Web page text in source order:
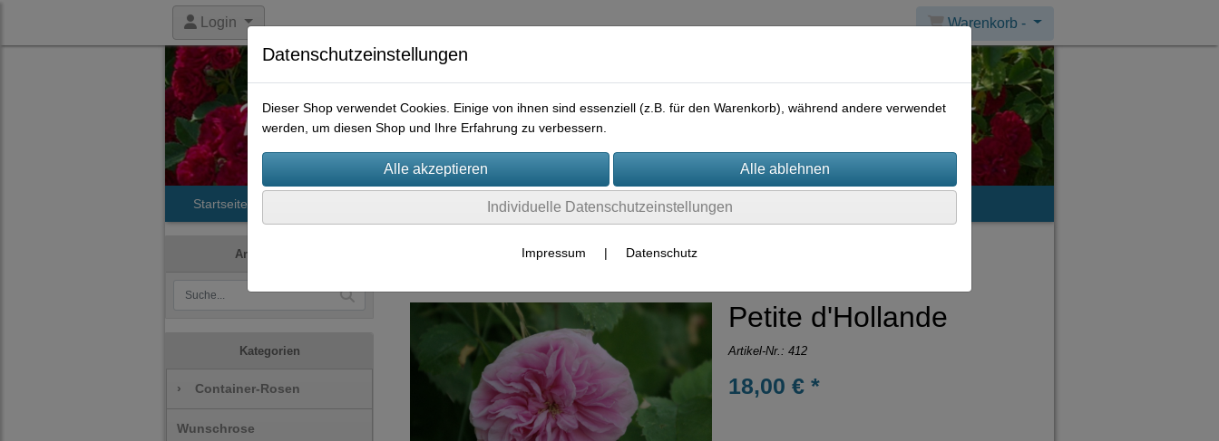
Login Warenkorb -
Startseite Praktisches Hilfreiches Rechtliches Kontakt
Artikelsuche
Kategorien
› Container-Rosen
Wunschrose
Petite d'Hollande
Artikel-Nr.: 412
18,00 € *
Datenschutzeinstellungen
Dieser Shop verwendet Cookies. Einige von ihnen sind essenziell (z.B. für den Warenkorb), während andere verwendet
werden, um diesen Shop und Ihre Erfahrung zu verbessern.
Individuelle Datenschutzeinstellungen
Impressum | Datenschutz